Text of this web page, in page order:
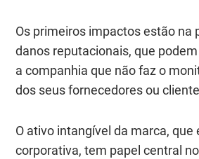
Os primeiros impactos estão na
danos reputacionais, que
a companhia que não faz o
dos seus fornecedores ou
O ativo intangível da marca, que
corporativa, tem papel central